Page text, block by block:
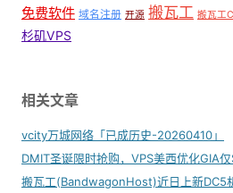
免费软件 域名注册 开源 搬瓦工 搬瓦工
杉矶VPS
相关文章
vcity万城网络「已成历史-20260410」
DMIT圣诞限时抢购，VPS美西优化GIA仅
搬瓦工(BandwagonHost)近日上新DC5